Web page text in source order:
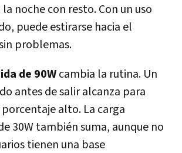
noche con resto. Con un uso
puede estirarse hacia el
problemas.
de 90Wcambia la rutina. Un
antes de salir alcanza para
alto. La carga
30W también suma, aunque no
tienen una base